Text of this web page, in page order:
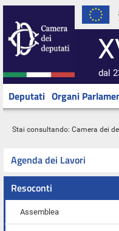
dal
Deputati Organi
Stai consultando: Camera dei
Agenda dei Lavori
Resoconti
Assemblea